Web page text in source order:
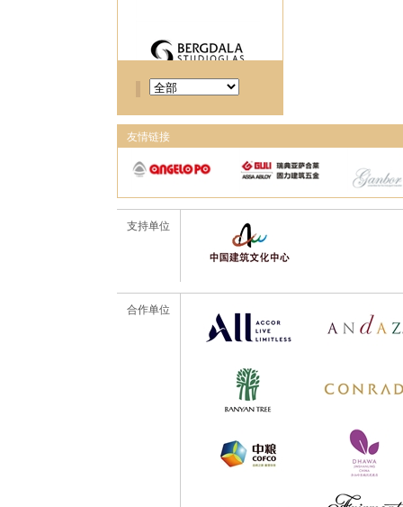
友情链接
支持单位
合作单位